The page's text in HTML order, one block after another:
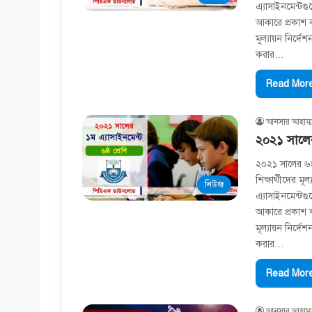
আকারে প্রকাশ
মূল্যায়ন
করার…
Read
নিউজ
আনসার
২০২১
২০২১ সালের
শিক্ষার্থীদের
আকারে প্রকাশ
মূল্যায়ন
করার…
Read